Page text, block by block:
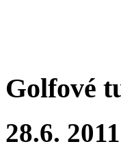
Golfové
28.6.